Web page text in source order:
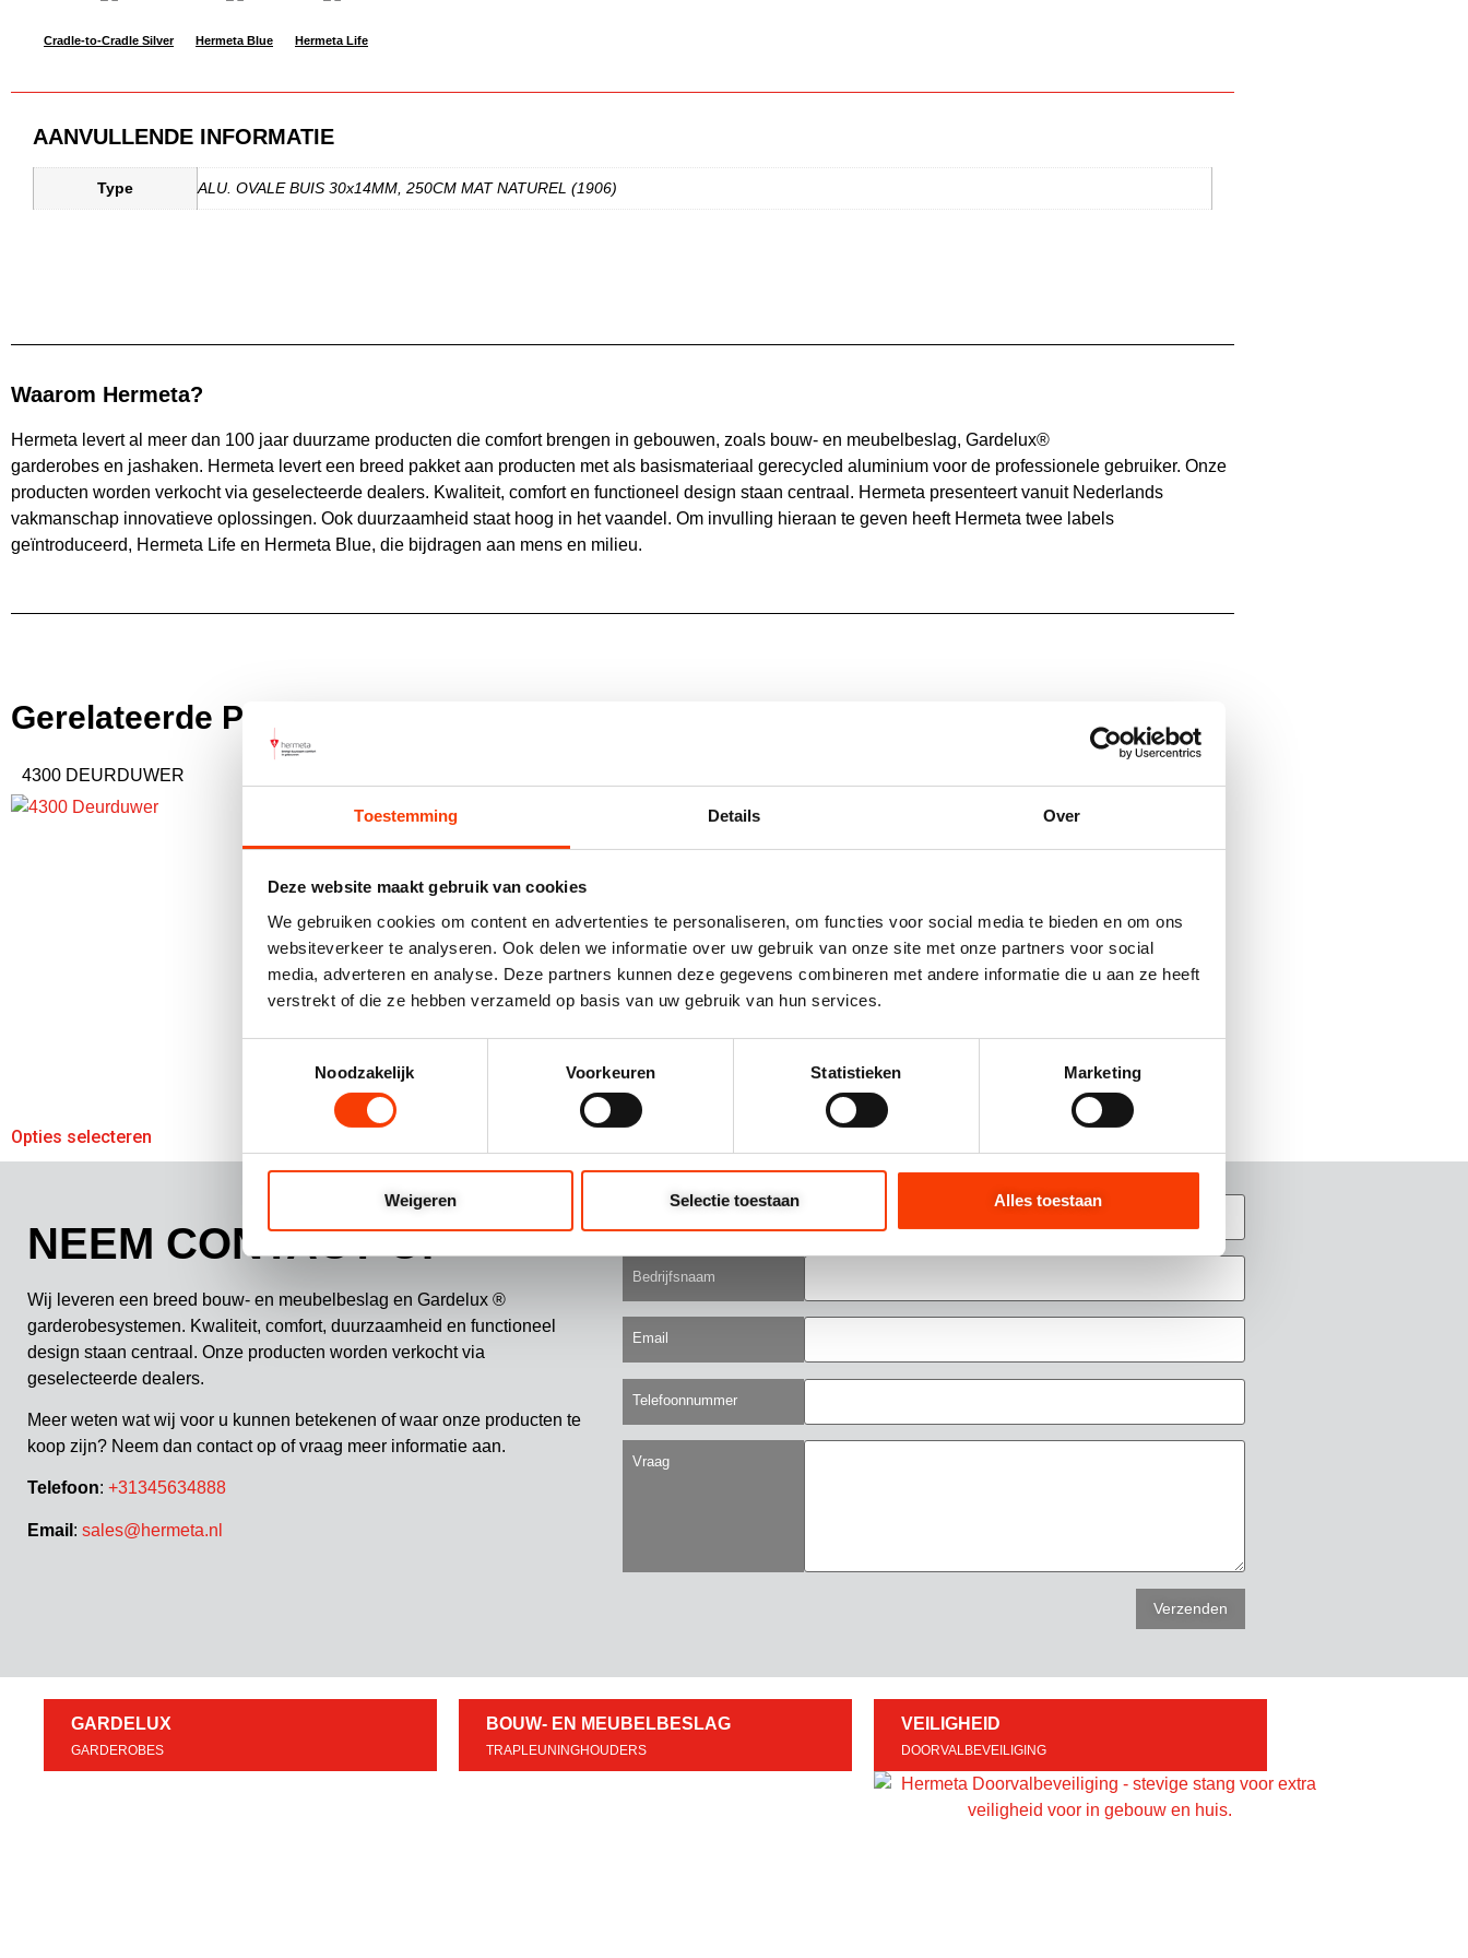
Toestemming Details Over
Deze website maakt gebruik van cookies
We gebruiken cookies om content en advertenties te personaliseren, om functies voor social media te bieden en om ons
websiteverkeer te analyseren. Ook delen we informatie over uw gebruik van onze site met onze partners voor social
media, adverteren en analyse. Deze partners kunnen deze gegevens combineren met andere informatie die u aan ze heeft
verstrekt of die ze hebben verzameld op basis van uw gebruik van hun services.
Noodzakelijk
Voorkeuren Statistieken Marketing
Weigeren Selectie toestaan Alles toestaan
Cradle-to-Cradle Silver Hermeta Blue Hermeta Life
AANVULLENDE INFORMATIE
Type ALU. OVALE BUIS 30x14MM, 250CM MAT NATUREL (1906)
Waarom Hermeta?
Hermeta levert al meer dan 100 jaar duurzame producten die comfort brengen in gebouwen, zoals bouw- en meubelbeslag, Gardelux®
garderobes en jashaken. Hermeta levert een breed pakket aan producten met als basismateriaal gerecycled aluminium voor de professionele gebruiker. Onze
producten worden verkocht via geselecteerde dealers. Kwaliteit, comfort en functioneel design staan centraal. Hermeta presenteert vanuit Nederlands
vakmanschap innovatieve oplossingen. Ook duurzaamheid staat hoog in het vaandel. Om invulling hieraan te geven heeft Hermeta twee labels
geïntroduceerd, Hermeta Life en Hermeta Blue, die bijdragen aan mens en milieu.
Gerelateerde Producten
4300 DEURDUWER
Opties selecteren
NEEM CONTACT OP
Wij leveren een breed bouw- en meubelbeslag en Gardelux ®
garderobesystemen. Kwaliteit, comfort, duurzaamheid en functioneel
design staan centraal. Onze producten worden verkocht via
geselecteerde dealers.
Meer weten wat wij voor u kunnen betekenen of waar onze producten te
koop zijn? Neem dan contact op of vraag meer informatie aan.
Telefoon: +31345634888
Email : sales@hermeta.nl
Bedrijfsnaam
Email
Telefoonnummer
Vraag
GARDELUX
GARDEROBES
BOUW- EN MEUBELBESLAG
TRAPLEUNINGHOUDERS
VEILIGHEID
DOORVALBEVEILIGING